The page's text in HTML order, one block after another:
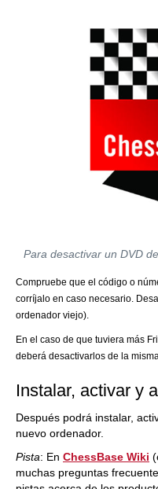
Para desactivar un DVD
Compruebe que el código o
corríjalo en caso necesario.
ordenador viejo).
En el caso de que tuviera más
deberá desactivarlos de la
Instalar, activar y
Después podrá instalar,
nuevo ordenador.
Pista: En ChessBase Wiki
muchas preguntas